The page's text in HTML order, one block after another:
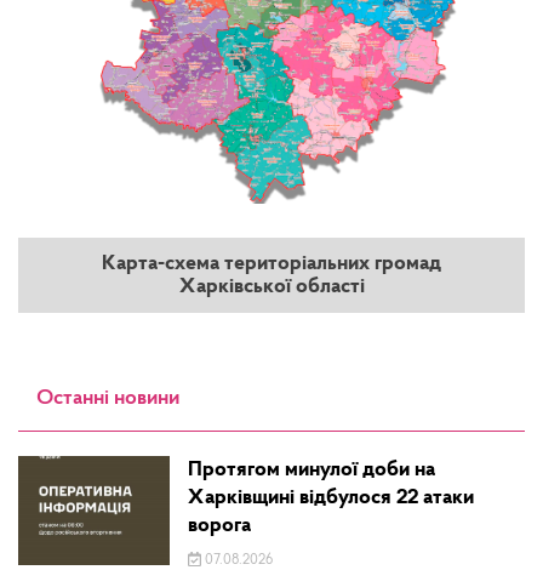
Карта-схема територіальних громад
Харківської області
Останні новини
Протягом минулої доби на
Харківщині відбулося 22 атаки
ворога
07.08.2026